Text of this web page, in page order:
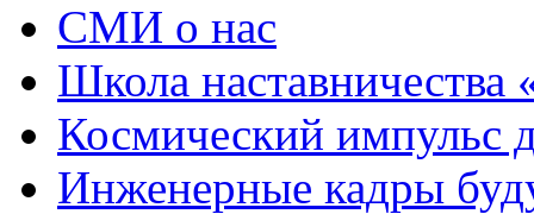
СМИ о нас
Школа
Космический импульс
Инженерные кадры